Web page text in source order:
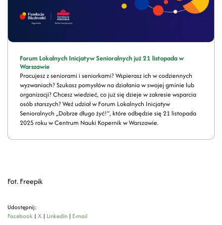
Forum Lokalnych Inicjatyw Senioralnych już 21 listopada w
Warszawie
Pracujesz z seniorami i seniorkami? Wspierasz ich w codziennych
wyzwaniach? Szukasz pomysłów na działania w swojej gminie lub
organizacji? Chcesz wiedzieć, co już się dzieje w zakresie wsparcia
osób starszych? Weź udział w Forum Lokalnych Inicjatyw
Senioralnych „Dobrze długo żyć!”, które odbędzie się 21 listopada
2025 roku w Centrum Nauki Kopernik w Warszawie.
Fot. Freepik
Udostępnij:
Facebook | X | LinkedIn | E-mail